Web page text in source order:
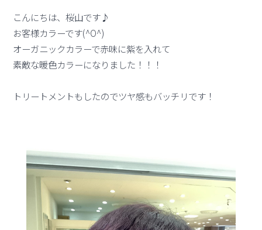
こんにちは、桜山です♪
お客様カラーです(^O^)
オーガニックカラーで赤味に紫を入れて
素敵な暖色カラーになりました！！！
トリートメントもしたのでツヤ感もバッチリです！